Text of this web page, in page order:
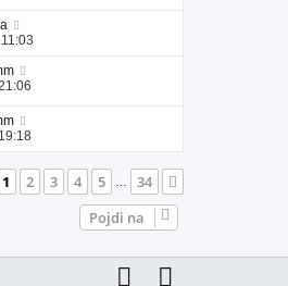
1od34
1 2 3 4 5 34
Pojdi na